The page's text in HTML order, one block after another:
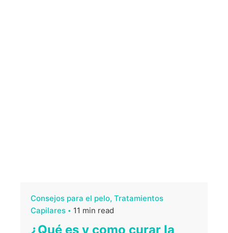
Consejos para el pelo Tratamientos
Capilares
11 min read
¿Qué es y como curar la